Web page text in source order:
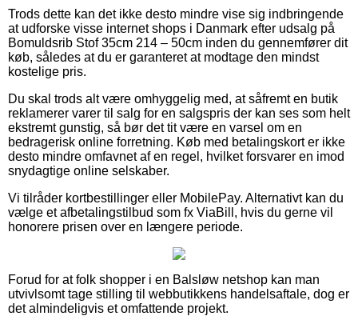
Trods dette kan det ikke desto mindre vise sig indbringende
at udforske visse internet shops i Danmark efter udsalg på
Bomuldsrib Stof 35cm 214 – 50cm inden du gennemfører dit
køb, således at du er garanteret at modtage den mindst
kostelige pris.
Du skal trods alt være omhyggelig med, at såfremt en butik
reklamerer varer til salg for en salgspris der kan ses som helt
ekstremt gunstig, så bør det tit være en varsel om en
bedragerisk online forretning. Køb med betalingskort er ikke
desto mindre omfavnet af en regel, hvilket forsvarer en imod
snydagtige online selskaber.
Vi tilråder kortbestillinger eller MobilePay. Alternativt kan du
vælge et afbetalingstilbud som fx ViaBill, hvis du gerne vil
honorere prisen over en længere periode.
Forud for at folk shopper i en Balsløw netshop kan man
utvivlsomt tage stilling til webbutikkens handelsaftale, dog er
det almindeligvis et omfattende projekt.